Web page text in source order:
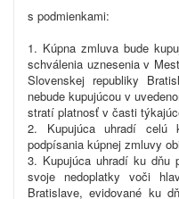
s podmienkami:
1. Kúpna zmluva bude
schválenia uznesenia v
Slovenskej republiky
nebude kupujúcou v
stratí platnosť v časti
2. Kupujúca uhradí
podpísania kúpnej zmluvy
3. Kupujúca uhradí ku dňu
svoje nedoplatky voči
Bratislave, evidované ku